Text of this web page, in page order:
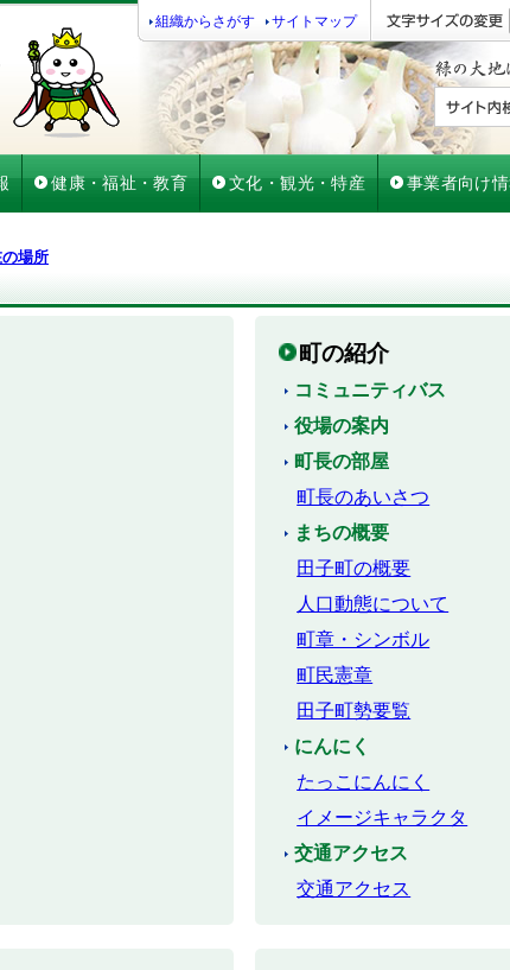
組織からさがす サイトマップ
健康・福祉・教育 文化・観光・特産 事業者向け
場所
町の紹介
コミュニティバス
役場の案内
町長の部屋
町長のあいさつ
まちの概要
田子町の概要
人口動態について
町章・シンボル
町民憲章
田子町勢要覧
にんにく
たっこにんにく
イメージキャラクタ
交通アクセス
交通アクセス